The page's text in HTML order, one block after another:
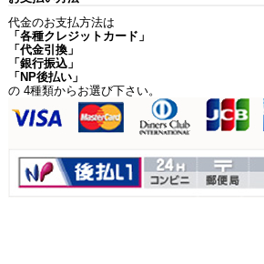
代金のお支払方法は
「各種クレジットカード」
「代金引換」
「銀行振込」
「NP後払い」
の 4種類からお選び下さい。